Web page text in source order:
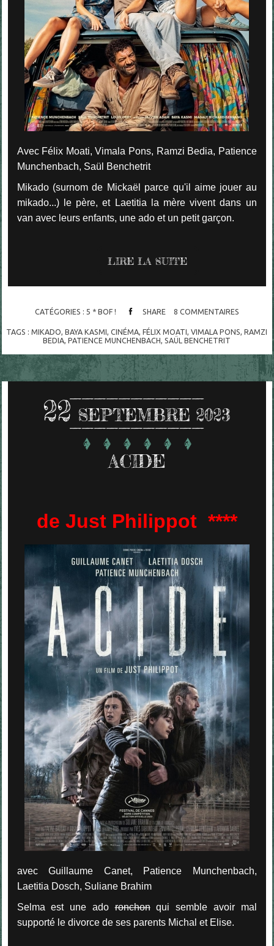
Avec Félix Moati, Vimala Pons, Ramzi Bedia, Patience
Munchenbach, Saül Benchetrit
Mikado (surnom de Mickaël parce qu'il aime jouer au
mikado...) le père, et Laetitia la mère vivent dans un
van avec leurs enfants, une ado et un petit garçon.
LIRE LA SUITE
CATÉGORIES : 5 * BOF ! SHARE 8 COMMENTAIRES
TAGS :MIKADO ,BAYA KASMI ,CINÉMA ,FÉLIX MOATI ,VIMALA PONS ,RAMZI
BEDIA ,PATIENCE MUNCHENBACH ,SAÜL BENCHETRIT
22 SEPTEMBRE 2023
ACIDE
de Just Philippot ****
avec Guillaume Canet, Patience Munchenbach,
Laetitia Dosch, Suliane Brahim
Selma est une adoronchonqui semble avoir mal
supporté le divorce de ses parents Michal et Elise.